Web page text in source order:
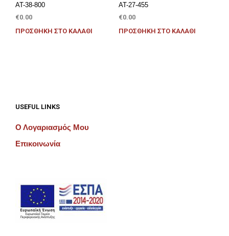
AT-38-800
€0.00
ΠΡΟΣΘΉΚΗ ΣΤΟ ΚΑΛΆΘΙ
AT-27-455
€0.00
ΠΡΟΣΘΉΚΗ ΣΤΟ ΚΑΛΆΘΙ
USEFUL LINKS
Ο Λογαριασμός Μου
Επικοινωνία